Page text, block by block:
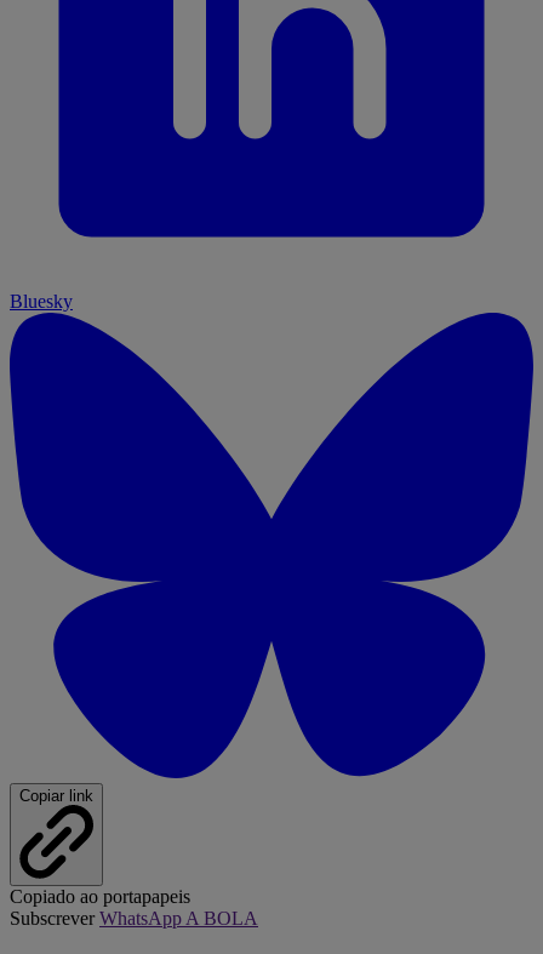
Bluesky
Copiar link
Copiado ao portapapeis
SubscreverWhatsApp A BOLA